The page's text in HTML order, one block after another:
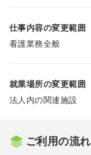
仕事内容の変更範囲
看護業務全般
就業場所の変更範囲
法人内の関連施設
ご利用の流れ